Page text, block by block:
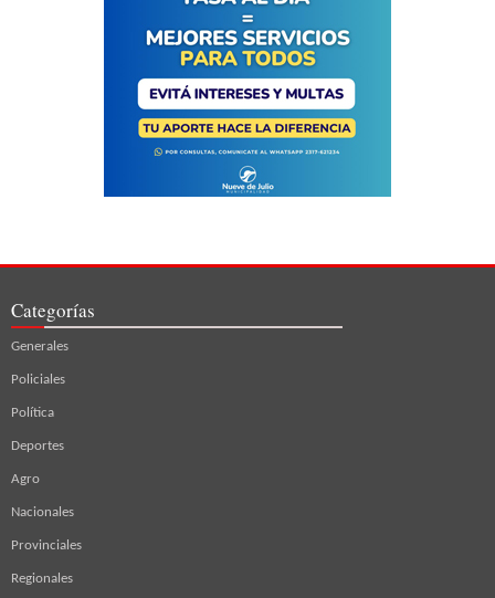
Categorías
Generales
Policiales
Política
Deportes
Agro
Nacionales
Provinciales
Regionales